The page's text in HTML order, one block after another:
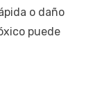
o daño
puede